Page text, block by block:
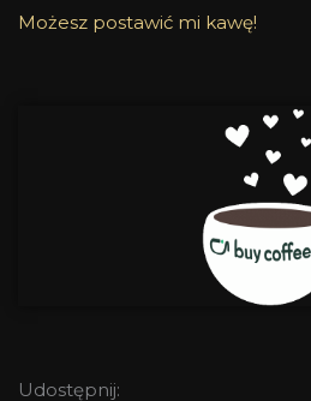
Możesz postawić mi kawę!
Udostępnij: